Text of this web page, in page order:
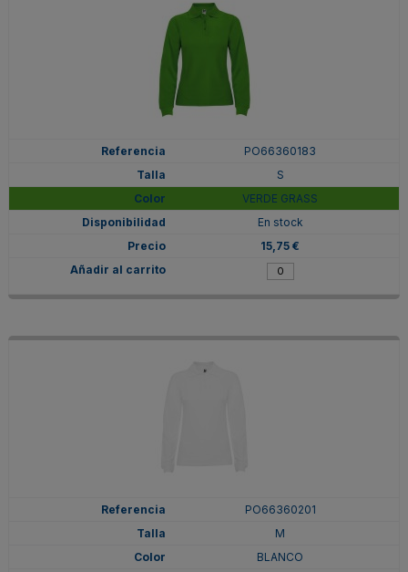
PO66360183
S
VERDE GRASS
En stock
15,75 €
PO66360201
M
BLANCO